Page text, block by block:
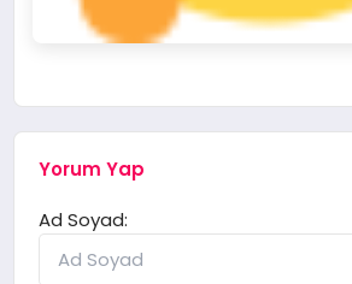
Yorum Yap
Ad Soyad: